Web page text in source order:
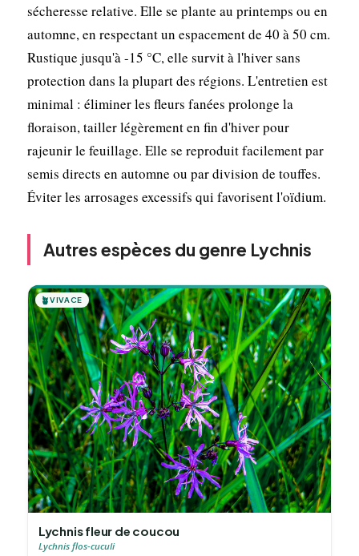
sécheresse relative. Elle se plante au printemps ou en
automne, en respectant un espacement de 40 à 50 cm.
Rustique jusqu'à -15 °C, elle survit à l'hiver sans
protection dans la plupart des régions. L'entretien est
minimal : éliminer les fleurs fanées prolonge la
floraison, tailler légèrement en fin d'hiver pour
rajeunir le feuillage. Elle se reproduit facilement par
semis directs en automne ou par division de touffes.
Éviter les arrosages excessifs qui favorisent l'oïdium.
Autres espèces du genre Lychnis
🪴VIVACE
Lychnis fleur de coucou
Lychnis flos-cuculi